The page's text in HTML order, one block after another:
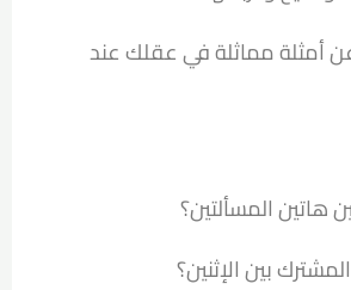
أمثلة مماثلة في عقلك عند
هاتين المسألتين؟
بين الإثنين؟